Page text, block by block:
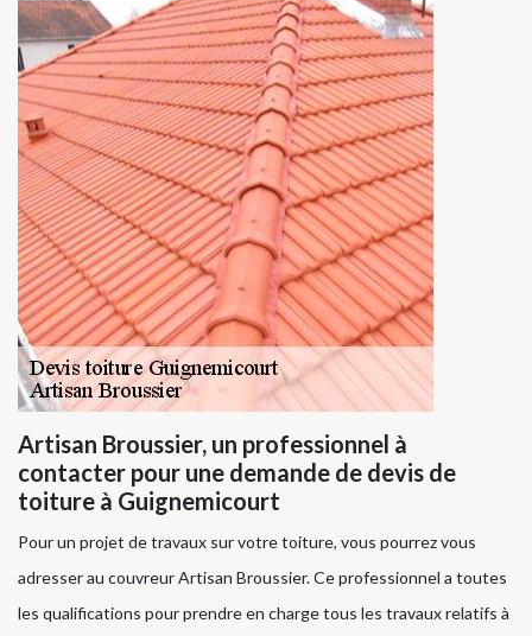
Artisan Broussier, un professionnel à
contacter pour une demande de devis de
toiture à Guignemicourt
Pour un projet de travaux sur votre toiture, vous pourrez vous
adresser au couvreur Artisan Broussier. Ce professionnel a toutes
les qualifications pour prendre en charge tous les travaux relatifs à